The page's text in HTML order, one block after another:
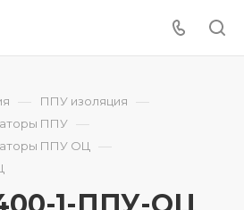
— ППУ изоляция —
ППУ —
ППУ ОЦ —